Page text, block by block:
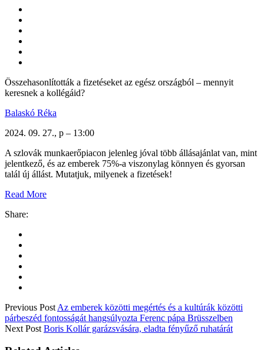
Összehasonlították a fizetéseket az egész országból – mennyit
keresnek a kollégáid?
Balaskó Réka
2024. 09. 27., p – 13:00
A szlovák munkaerőpiacon jelenleg jóval több állásajánlat van, mint
jelentkező, és az emberek 75%-a viszonylag könnyen és gyorsan
talál új állást. Mutatjuk, milyenek a fizetések!
Read More
Share:
Previous Post Az emberek közötti megértés és a kultúrák közötti
párbeszéd fontosságát hangsúlyozta Ferenc pápa Brüsszelben
Next Post Boris Kollár garázsvására, eladta fényűző ruhatárát